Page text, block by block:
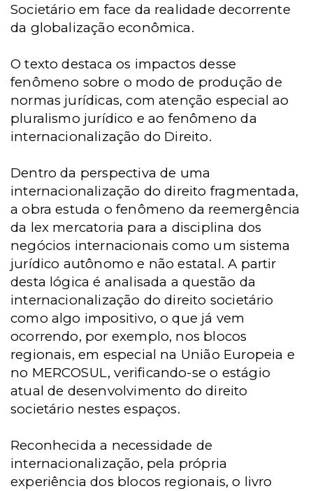
Societário em face da realidade decorrente
da globalização econômica.
O texto destaca os impactos desse
fenômeno sobre o modo de produção de
normas jurídicas, com atenção especial ao
pluralismo jurídico e ao fenômeno da
internacionalização do Direito.
Dentro da perspectiva de uma
internacionalização do direito fragmentada,
a obra estuda o fenômeno da reemergência
da lex mercatoria para a disciplina dos
negócios internacionais como um sistema
jurídico autônomo e não estatal. A partir
desta lógica é analisada a questão da
internacionalização do direito societário
como algo impositivo, o que já vem
ocorrendo, por exemplo, nos blocos
regionais, em especial na União Europeia e
no MERCOSUL, verificando-se o estágio
atual de desenvolvimento do direito
societário nestes espaços.
Reconhecida a necessidade de
internacionalização, pela própria
experiência dos blocos regionais, o livro